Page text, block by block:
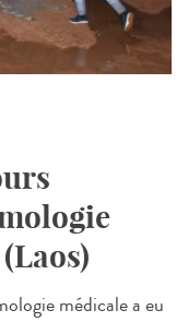
médicale a eu